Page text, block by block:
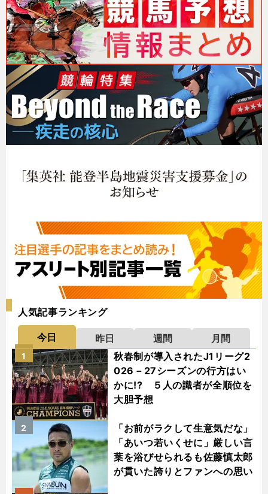
人気記事ランキング
今日 昨日 週間
月間
秋春制が導入されたJ1リーグ2
026－27シーズンの行方はい
かに!? ５人の識者が全順位を
大胆予想
1
「お前がラクして生意気だな」
「あいつ若いくせに」厳しい言
葉を浴びせられるも佐藤慎太郎
が貫いた誇りとファンへの思い
2